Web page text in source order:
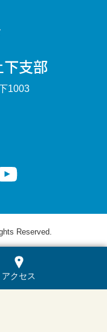
支部
1003
Reserved.
アクセス